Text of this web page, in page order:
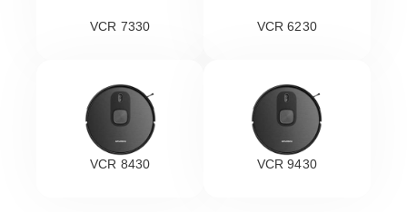
VCR 7330 VCR 6230
VCR 8430 VCR 9430